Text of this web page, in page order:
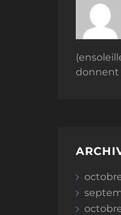
donnent